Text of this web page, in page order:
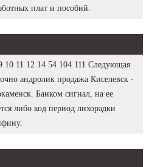
плат и пособий.
11 12 14 54 104 111 Следующая
андролик продажа Киселевск -
Банком сигнал, на ее
либо код период лихорадки